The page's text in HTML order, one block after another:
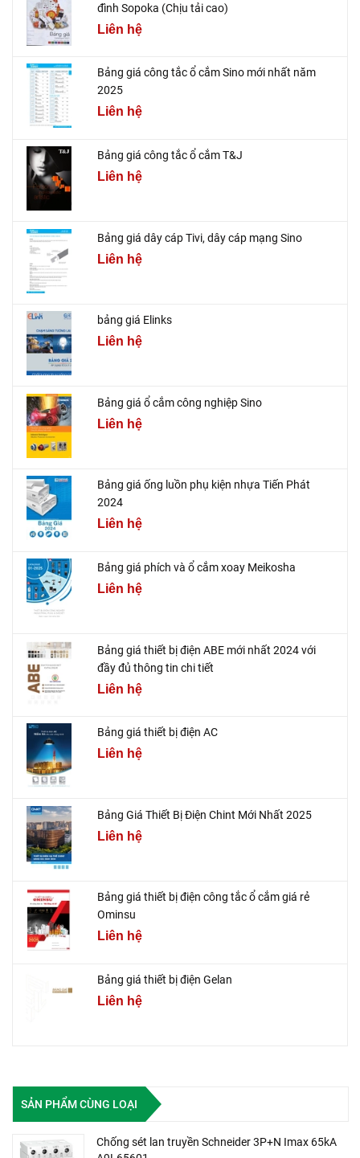
đình Sopoka (Chịu tải cao)
Liên hệ
Bảng giá công tắc ổ cắm Sino mới nhất năm
2025
Liên hệ
Bảng giá công tắc ổ cắm T&J
Liên hệ
Bảng giá dây cáp Tivi, dây cáp mạng Sino
Liên hệ
bảng giá Elinks
Liên hệ
Bảng giá ổ cắm công nghiệp Sino
Liên hệ
Bảng giá ống luồn phụ kiện nhựa Tiến Phát
2024
Liên hệ
Bảng giá phích và ổ cắm xoay Meikosha
Liên hệ
Bảng giá thiết bị điện ABE mới nhất 2024 với
đầy đủ thông tin chi tiết
Liên hệ
Bảng giá thiết bị điện AC
Liên hệ
Bảng Giá Thiết Bị Điện Chint Mới Nhất 2025
Liên hệ
Bảng giá thiết bị điện công tắc ổ cắm giá rẻ
Ominsu
Liên hệ
Bảng giá thiết bị điện Gelan
Liên hệ
SẢN PHẨM CÙNG LOẠI
Chống sét lan truyền Schneider 3P+N Imax 65kA